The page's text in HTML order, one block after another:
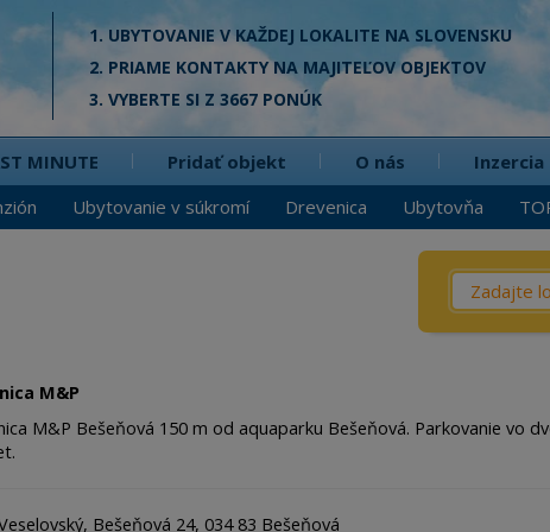
1. UBYTOVANIE V KAŽDEJ LOKALITE NA SLOVENSKU
2. PRIAME KONTAKTY NA MAJITEĽOV OBJEKTOV
3. VYBERTE SI Z 3667 PONÚK
Ubytovanie v súkromí Drevenica Ubytovňa
MINUTE Pridať objekt O nás Inzercia
Čo? /
Chata
M&P
M&P Bešeňová 150 m od aquaparku Bešeňová. Parkovanie vo
Bešeňová 24, 034 83 Bešeňová